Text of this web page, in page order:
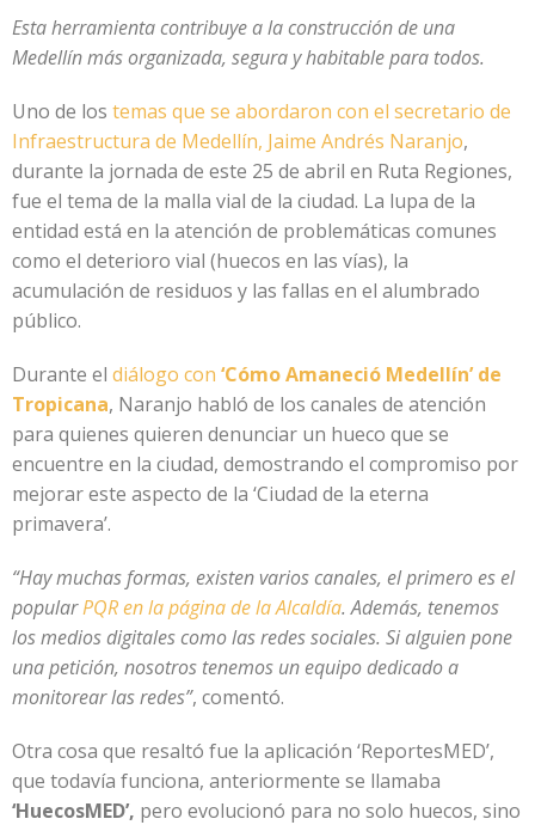
Esta herramienta contribuye a la construcción de una
Medellín más organizada, segura y habitable para todos.
Uno de los temas que se abordaron con el secretario de
Infraestructura de Medellín, Jaime Andrés Naranjo,
durante la jornada de este 25 de abril en Ruta Regiones,
fue el tema de la malla vial de la ciudad. La lupa de la
entidad está en la atención de problemáticas comunes
como el deterioro vial (huecos en las vías), la
acumulación de residuos y las fallas en el alumbrado
público.
Durante el diálogo con ‘Cómo Amaneció Medellín’ de
Tropicana, Naranjo habló de los canales de atención
para quienes quieren denunciar un hueco que se
encuentre en la ciudad, demostrando el compromiso por
mejorar este aspecto de la ‘Ciudad de la eterna
primavera’.
“Hay muchas formas, existen varios canales, el primero es el
popularPQR en la página de la Alcaldía. Además, tenemos
los medios digitales como las redes sociales. Si alguien pone
una petición, nosotros tenemos un equipo dedicado a
monitorear las redes”, comentó.
Otra cosa que resaltó fue la aplicación ‘ReportesMED’,
que todavía funciona, anteriormente se llamaba
‘HuecosMED’, pero evolucionó para no solo huecos, sino